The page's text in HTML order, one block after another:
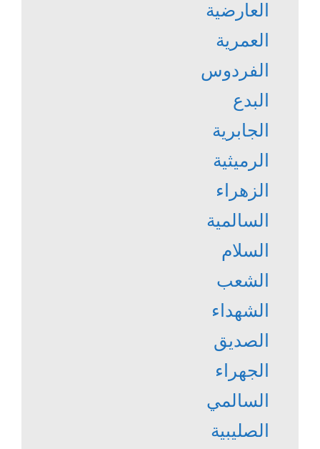
العارضية
العمرية
الفردوس
البدع
الجابرية
الرميثية
الزهراء
السالمية
السلام
الشعب
الشهداء
الصديق
الجهراء
السالمي
الصليبية